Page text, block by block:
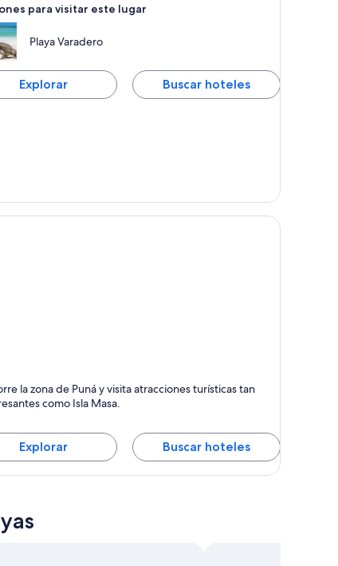
para visitar este lugar
Playa Varadero
Explorar Buscar hoteles
la zona de Puná y visita atracciones turísticas tan
como Isla Masa.
Explorar Buscar hoteles